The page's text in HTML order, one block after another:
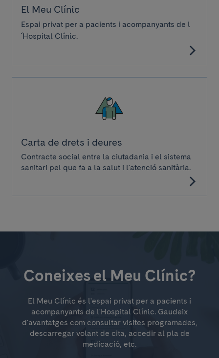
El Meu Clínic
Espai privat per a pacients i acompanyants de l
´Hospital Clínic.
Carta de drets i deures
Contracte social entre la ciutadania i el sistema
sanitari pel que fa a la salut i l'atenció sanitària.
Coneixes el Meu Clínic?
El Meu Clínic és l'espai privat per a pacients i
acompanyants de l'Hospital Clínic. Gaudeix
d'avantatges com consultar visites programades,
descarregar volant de cita, accedir al pla de
medicació, etc.